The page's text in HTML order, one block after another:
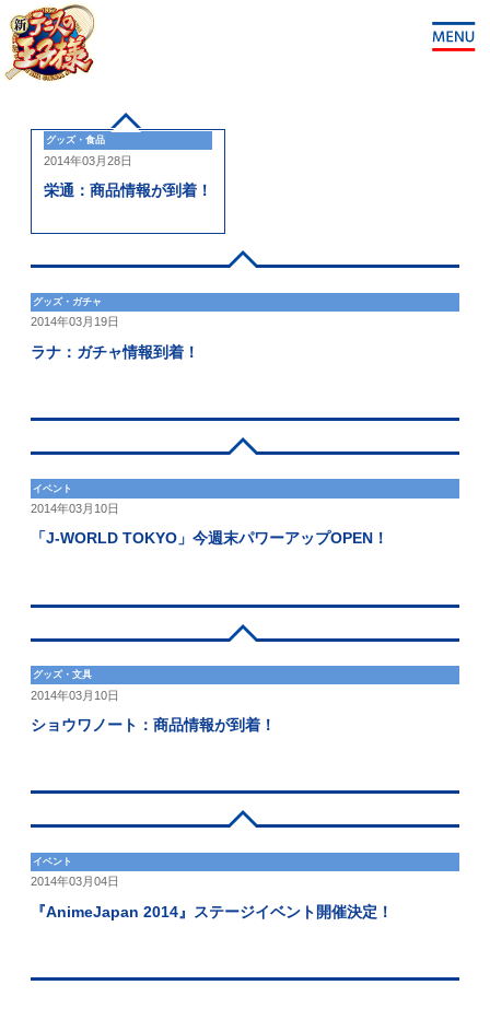
グッズ・食品
2014年03月28日
栄通：商品情報が到着！
グッズ・ガチャ
2014年03月19日
ラナ：ガチャ情報到着！
イベント
2014年03月10日
「J-WORLD TOKYO」今週末パワーアップOPEN！
グッズ・文具
2014年03月10日
ショウワノート：商品情報が到着！
イベント
2014年03月04日
『AnimeJapan 2014』ステージイベント開催決定！